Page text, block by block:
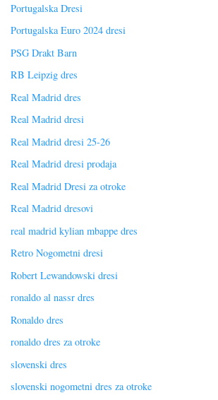
Portugalska Dresi
Portugalska Euro 2024 dresi
PSG Drakt Barn
RB Leipzig dres
Real Madrid dres
Real Madrid dresi
Real Madrid dresi 25-26
Real Madrid dresi prodaja
Real Madrid Dresi za otroke
Real Madrid dresovi
real madrid kylian mbappe dres
Retro Nogometni dresi
Robert Lewandowski dresi
ronaldo al nassr dres
Ronaldo dres
ronaldo dres za otroke
slovenski dres
slovenski nogometni dres za otroke